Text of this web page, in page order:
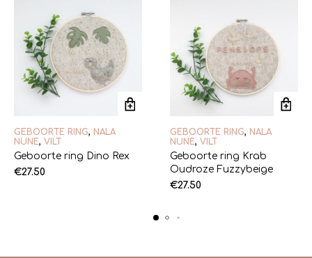
GEBOORTE RING, NALA
NUNE, VILT
Geboorte ring Dino Rex
€27.50
GEBOORTE RING, NALA
NUNE, VILT
Geboorte ring Krab
Oudroze Fuzzybeige
€27.50